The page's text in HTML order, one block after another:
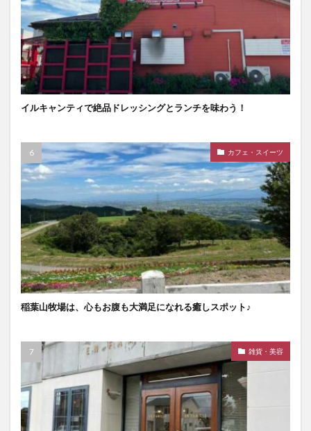
イルキャンティで絶品ドレッシングとランチを味わう！
カフェ・スイーツ
稲葉山牧場は、心もお腹も大満足になれる癒しスポット♪
雑貨・美容